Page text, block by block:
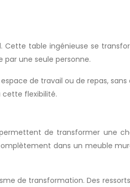
Cette table ingénieuse se
une seule personne.
de travail ou de repas,
flexibilité.
de transformer une
dans un meuble
de transformation. Des